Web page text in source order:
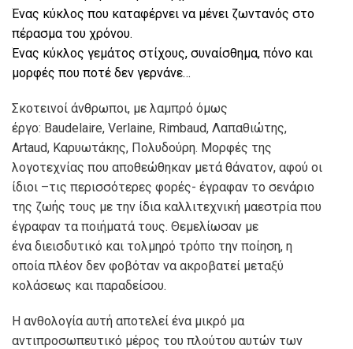
Ένας κύκλος που καταφέρνει να μένει ζωντανός στο
πέρασμα του χρόνου.
Ένας κύκλος γεμάτος στίχους, συναίσθημα, πόνο και
μορφές που ποτέ δεν γερνάνε…
Σκοτεινοί άνθρωποι, με λαμπρό όμως
έργο: Baudelaire, Verlaine, Rimbaud, Λαπαθιώτης,
Artaud, Καρυωτάκης, Πολυδούρη. Μορφές της
λογοτεχνίας που αποθεώθηκαν μετά θάνατον, αφού οι
ίδιοι –τις περισσότερες φορές- έγραφαν το σενάριο
της ζωής τους με την ίδια καλλιτεχνική μαεστρία που
έγραφαν τα ποιήματά τους. Θεμελίωσαν με
ένα διεισδυτικό και τολμηρό τρόπο την ποίηση, η
οποία πλέον δεν φοβόταν να ακροβατεί μεταξύ
κολάσεως και παραδείσου.
Η ανθολογία αυτή αποτελεί ένα μικρό μα
αντιπροσωπευτικό μέρος του πλούτου αυτών των